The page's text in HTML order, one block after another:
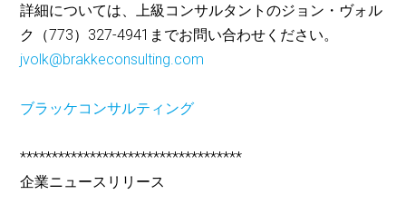
詳細については、上級コンサルタントのジョン・ヴォル
ク（773）327-4941までお問い合わせください。
jvolk@brakkeconsulting.com
ブラッケコンサルティング
***********************************
企業ニュースリリース